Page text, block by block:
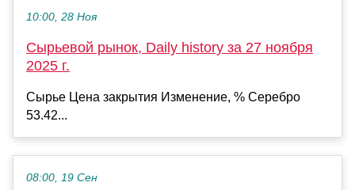
10:00, 28 Ноя
Сырьевой рынок, Daily history за 27 ноября
2025 г.
Сырье Цена закрытия Изменение, % Серебро
53.42...
08:00, 19 Сен